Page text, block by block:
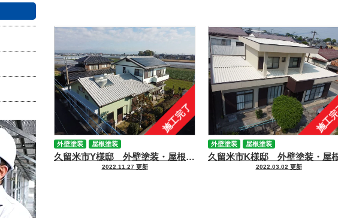
施工完了
久留米市Y様邸 外壁塗装・屋根塗装
2022.11.27 更新
外壁塗装 屋根塗装
施工
2022.03.02 更新
外壁塗装 屋根塗装